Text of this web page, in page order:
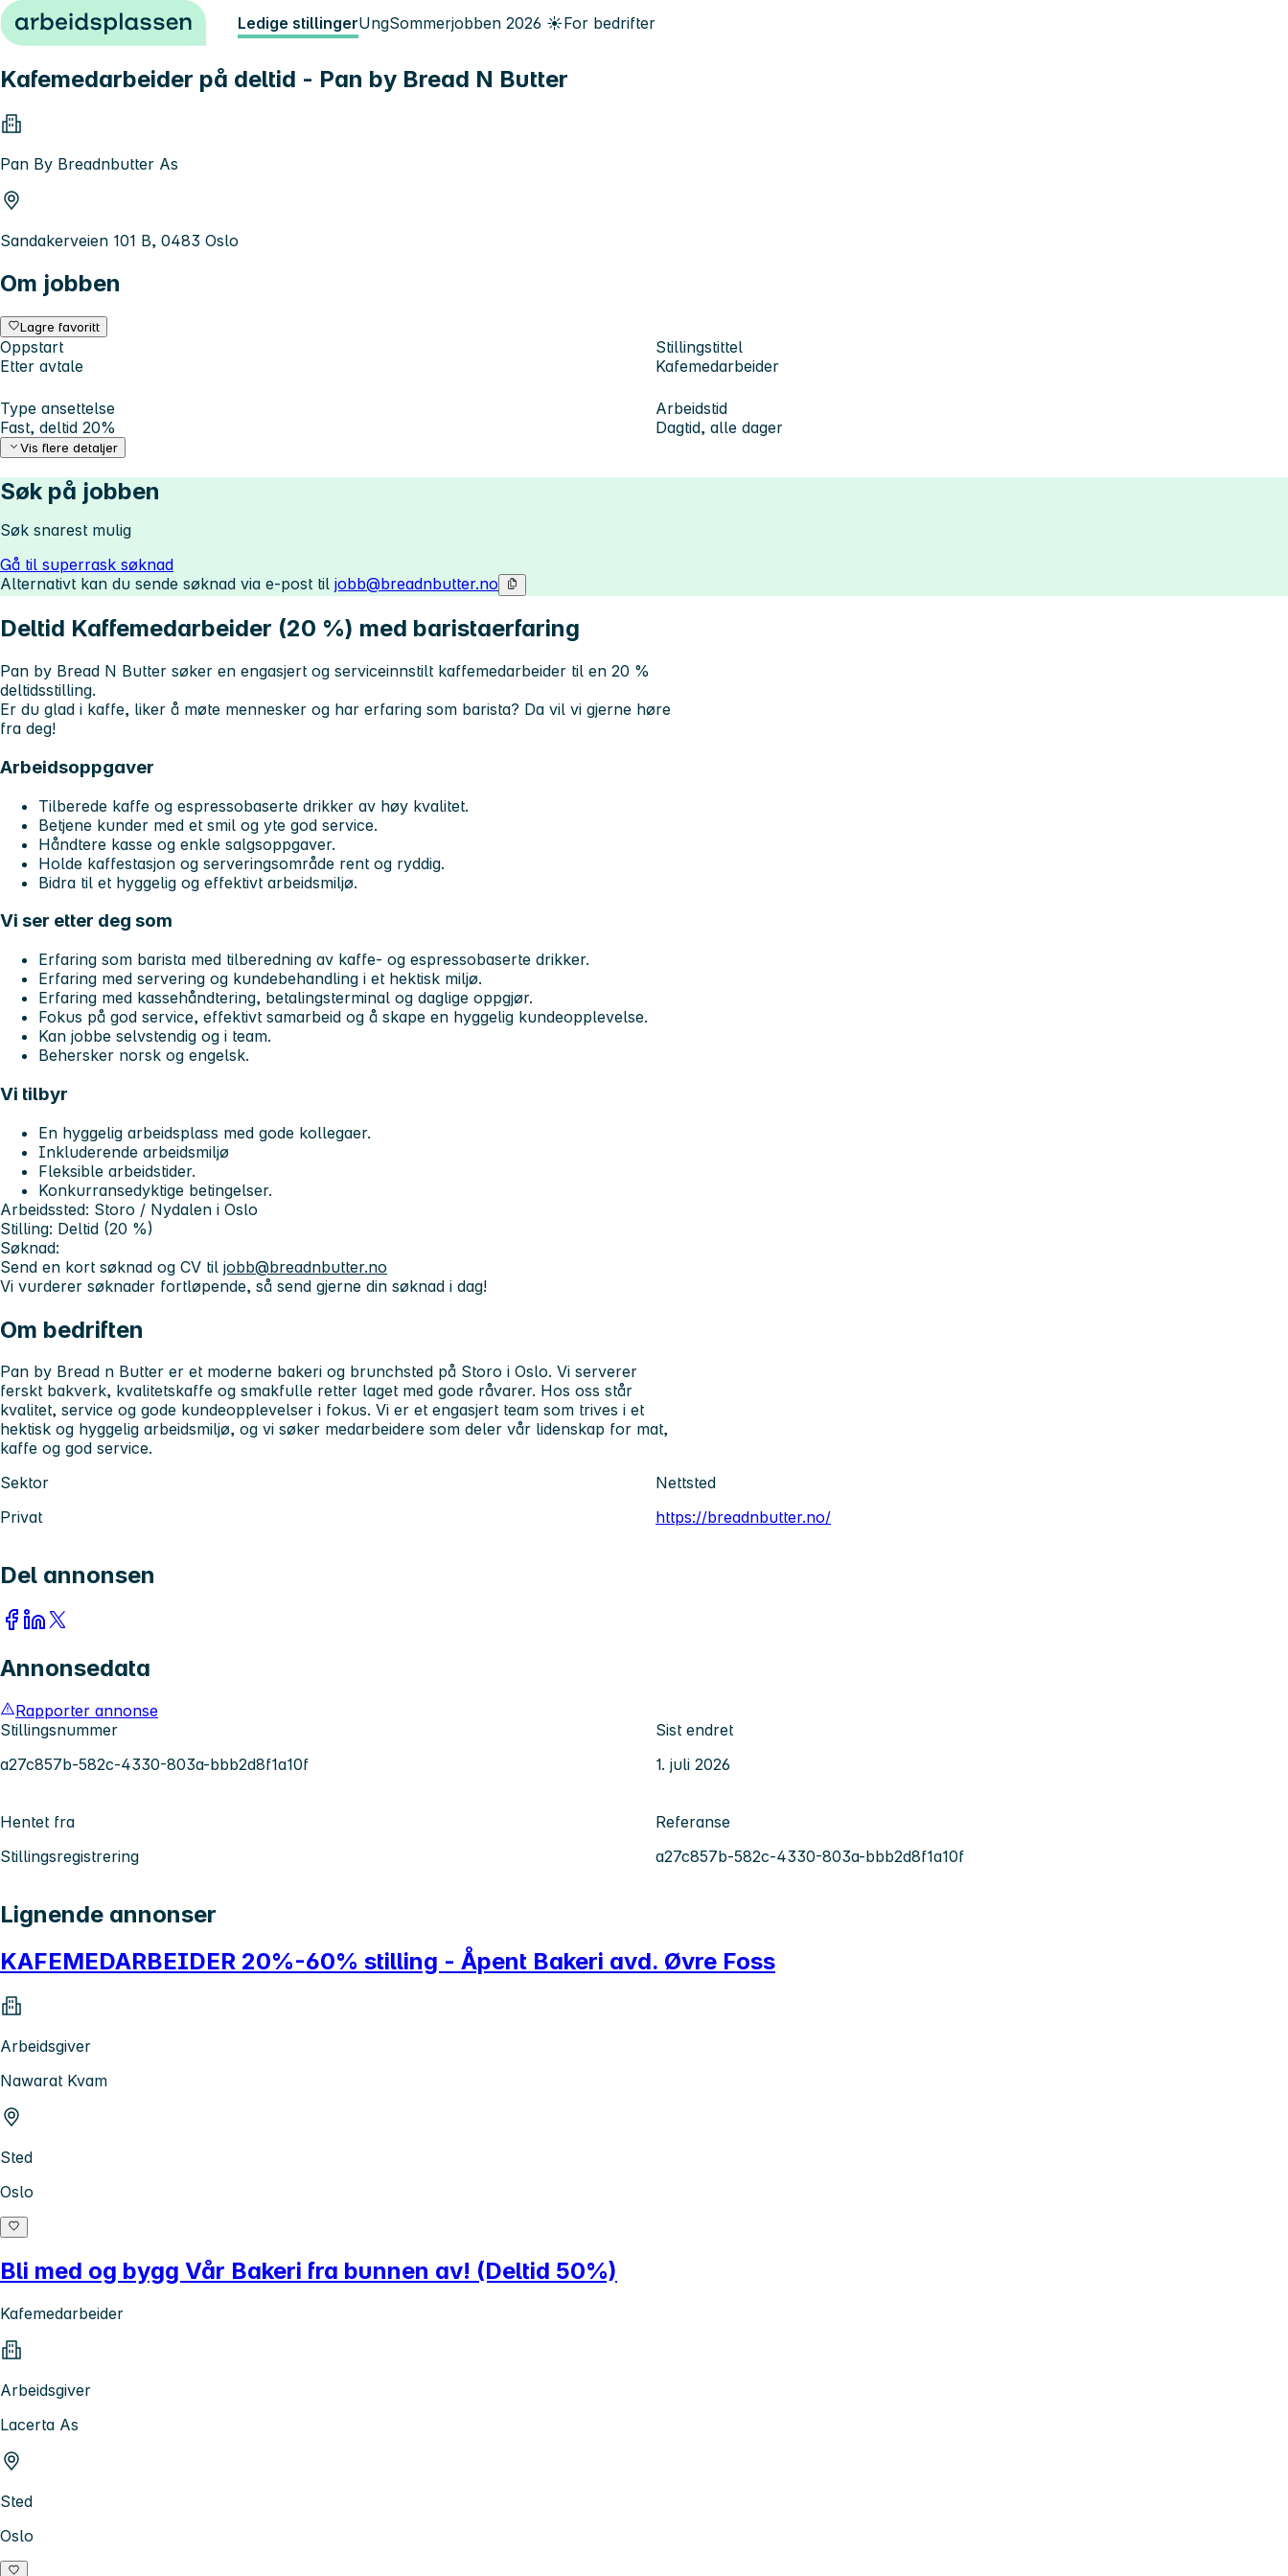
Hopp til innhold Ledige stillingerUngSommerjobben 2026 ☀️For bedrifter
Kafemedarbeider på deltid - Pan by Bread N Butter
Pan By Breadnbutter As
Sandakerveien 101 B, 0483 Oslo
Om jobben
Lagre favoritt
Oppstart
Etter avtale
Stillingstittel
Kafemedarbeider
Type ansettelse
Fast, deltid 20%
Arbeidstid
Dagtid, alle dager
Vis flere detaljer
Søk på jobben
Søk snarest mulig
Gå til superrask søknad
Alternativt kan du sende søknad via e-post til jobb@breadnbutter.no
Deltid Kaffemedarbeider (20 %) med baristaerfaring
Pan by Bread N Butter søker en engasjert og serviceinnstilt kaffemedarbeider til en 20 %
deltidsstilling.
Er du glad i kaffe, liker å møte mennesker og har erfaring som barista? Da vil vi gjerne høre
fra deg!
Arbeidsoppgaver
Tilberede kaffe og espressobaserte drikker av høy kvalitet.
Betjene kunder med et smil og yte god service.
Håndtere kasse og enkle salgsoppgaver.
Holde kaffestasjon og serveringsområde rent og ryddig.
Bidra til et hyggelig og effektivt arbeidsmiljø.
Vi ser etter deg som
Erfaring som barista med tilberedning av kaffe- og espressobaserte drikker.
Erfaring med servering og kundebehandling i et hektisk miljø.
Erfaring med kassehåndtering, betalingsterminal og daglige oppgjør.
Fokus på god service, effektivt samarbeid og å skape en hyggelig kundeopplevelse.
Kan jobbe selvstendig og i team.
Behersker norsk og engelsk.
Vi tilbyr
En hyggelig arbeidsplass med gode kollegaer.
Inkluderende arbeidsmiljø
Fleksible arbeidstider.
Konkurransedyktige betingelser.
Arbeidssted: Storo / Nydalen i Oslo
Stilling: Deltid (20 %)
Søknad:
Send en kort søknad og CV til jobb@breadnbutter.no
Vi vurderer søknader fortløpende, så send gjerne din søknad i dag!
Om bedriften
Pan by Bread n Butter er et moderne bakeri og brunchsted på Storo i Oslo. Vi serverer
ferskt bakverk, kvalitetskaffe og smakfulle retter laget med gode råvarer. Hos oss står
kvalitet, service og gode kundeopplevelser i fokus. Vi er et engasjert team som trives i et
hektisk og hyggelig arbeidsmiljø, og vi søker medarbeidere som deler vår lidenskap for mat,
kaffe og god service.
Sektor
Privat
Nettsted
https://breadnbutter.no/
Del annonsen
Annonsedata
Rapporter annonse
Stillingsnummer
a27c857b-582c-4330-803a-bbb2d8f1a10f
Sist endret
1. juli 2026
Hentet fra
Stillingsregistrering
Referanse
a27c857b-582c-4330-803a-bbb2d8f1a10f
Lignende annonser
KAFEMEDARBEIDER 20%-60% stilling - Åpent Bakeri avd. Øvre Foss
Arbeidsgiver
Nawarat Kvam
Sted
Oslo
Bli med og bygg Vår Bakeri fra bunnen av! (Deltid 50%)
Kafemedarbeider
Arbeidsgiver
Lacerta As
Sted
Oslo